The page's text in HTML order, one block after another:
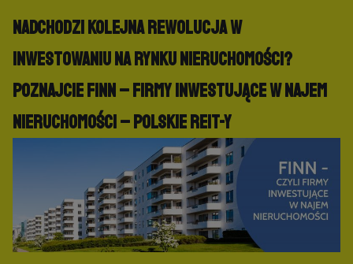
Nadchodzi kolejna rewolucja w
inwestowaniu na rynku nieruchomości?
Poznajcie FINN – Firmy Inwestujące w Najem
Nieruchomości – Polskie REIT-y